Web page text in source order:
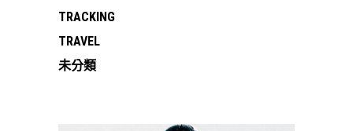
TRACKING
TRAVEL
未分類